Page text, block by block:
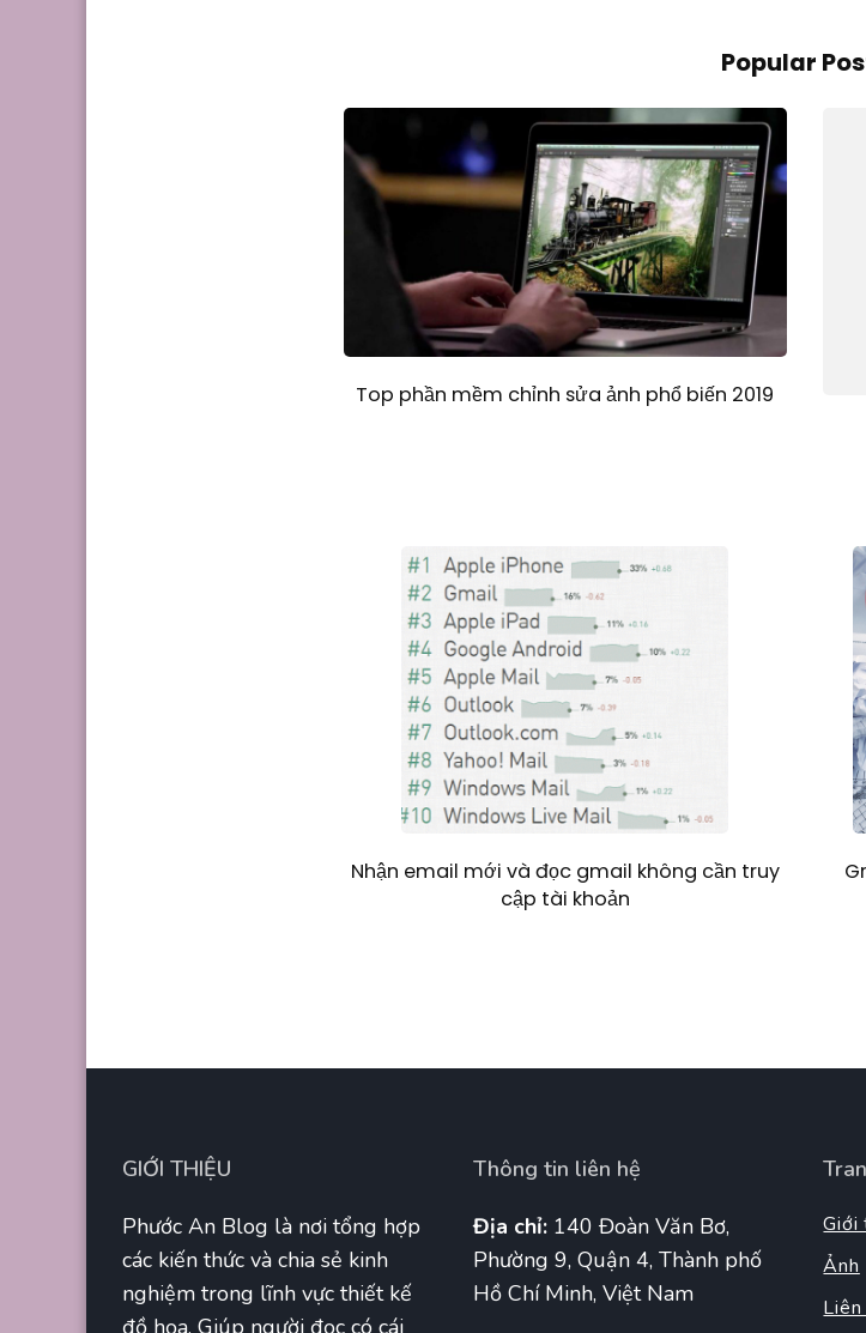
Popular
Top phần mềm chỉnh sửa ảnh phổ biến 2019
Nhận email mới và đọc gmail không cần truy
cập tài khoản
GIỚI THIỆU
Phước An Blog là nơi tổng hợp
các kiến thức và chia sẻ kinh
nghiệm trong lĩnh vực thiết kế
đồ họa. Giúp người đọc có cái
Thông tin liên hệ
Địa chỉ: 140 Đoàn Văn Bơ,
Phường 9, Quận 4, Thành phố
Hồ Chí Minh, Việt Nam
Giới
Ảnh
Liên